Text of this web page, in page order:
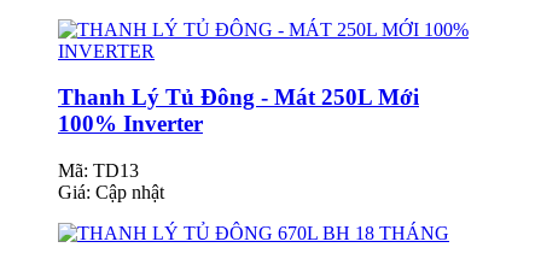
Thanh Lý Tủ Đông - Mát 250L Mới
100% Inverter
Mã: TD13
Giá: Cập nhật